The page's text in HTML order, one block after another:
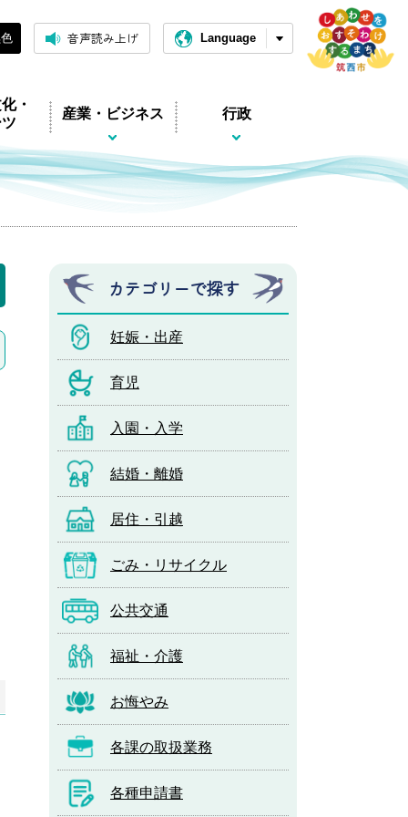
音声読み上げ Language
・
産業・ビジネス 行政
カテゴリーで探す
妊娠・出産
育児
入園・入学
結婚・離婚
居住・引越
ごみ・リサイクル
公共交通
福祉・介護
お悔やみ
各課の取扱業務
各種申請書